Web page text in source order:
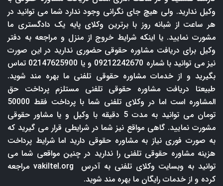
وکیل ندارید. ولی هیچ جای نگرانی وجود ندارد شما می توانید در
هر ساعت از شبانه روز با برترین وکلای پایه یک دادگستری ما
مشورت نمایید. یا اینکه شرایط خروج از منزل و مراجعه به دفتر
وکیل برای دریافت مشاوره حقوقی حضوری ندارید در این صورت
نیز می توانید با شماره 09212242670 و یا 02147625900 تماس
بگیرید و از خدمات مشاوره حقوقی تلفنی ما بهره مند شوید.
طبیعتا دریافت مشاوره حقوقی تلفنی مستلزم پرداخت حق
المشاوره است اما در وکلای تلفنی شما با پرداخت فقط 50000
تومان می توانید به مدت 5 دقیقه با وکیل و یا مشاور حقوقی
مشورت نمایید. گاهی مواقع نیز شما در شرایطی قرار می گیرید که
به صورت فوری نیاز به مشاوره حقوقی دارید اما شرایط پرداخت
هزینه مشاوره حقوقی تلفنی را ندارید در چنین مواقعی شما می
توانید به وبسایت وکلای تلفنی به آدرس
vakiltel.org مراجعه
کرده و از خدمات رایگان ما بهره مند شوید.